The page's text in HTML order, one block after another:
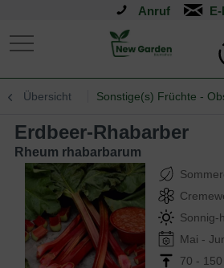
Anruf
Übersicht Sonstige(s) Früchte -
Erdbeer-Rhabarber
Rheum rhabarbarum
Sonnig-
Mai -
70 -